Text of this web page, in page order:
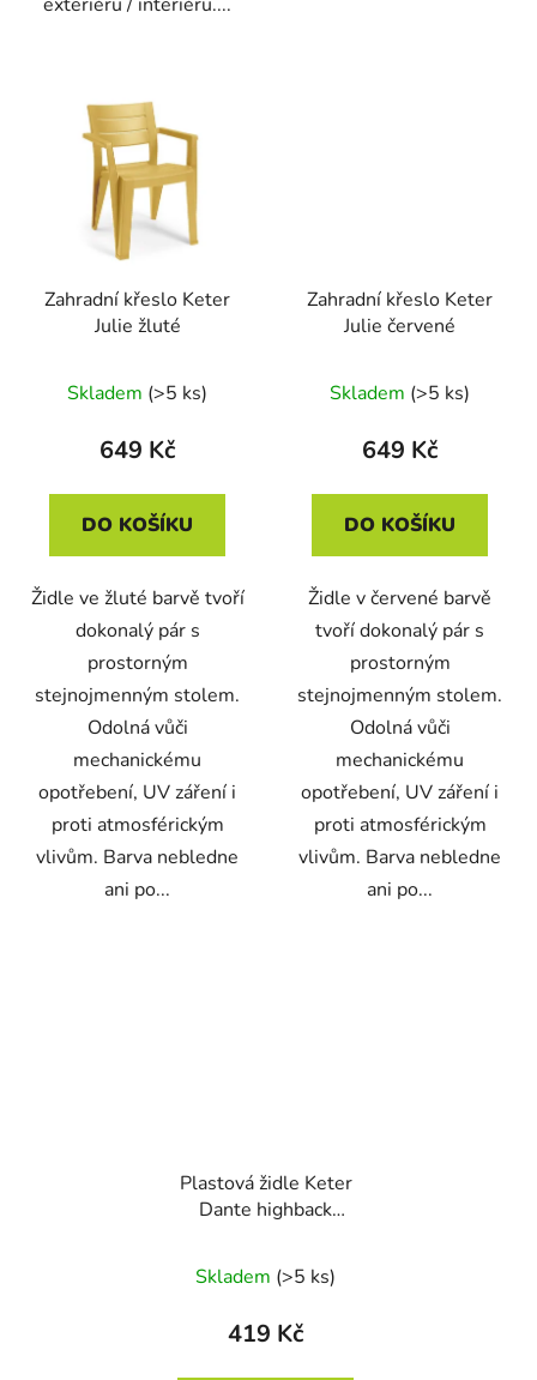
Zahradní křeslo Keter
Julie žluté
Skladem (>5 ks)
649 Kč
DO KOŠÍKU
Židle ve žluté barvě tvoří
dokonalý pár s
prostorným
stejnojmenným stolem.
Odolná vůči
mechanickému
opotřebení, UV záření i
proti atmosférickým
vlivům. Barva nebledne
ani po...
Zahradní křeslo Keter
Julie červené
Skladem (>5 ks)
649 Kč
DO KOŠÍKU
Židle v červené barvě
tvoří dokonalý pár s
prostorným
stejnojmenným stolem.
Odolná vůči
mechanickému
opotřebení, UV záření i
proti atmosférickým
vlivům. Barva nebledne
ani po...
Plastová židle Keter
Dante highback
Skladem (>5 ks)
419 Kč